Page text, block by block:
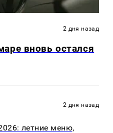
2 дня назад
вновь остался
2 дня назад
летние меню,